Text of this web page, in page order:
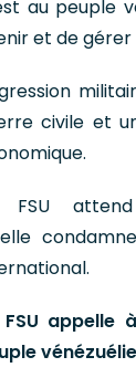
au peuple
et de
civile et
FSU
FSU appelle